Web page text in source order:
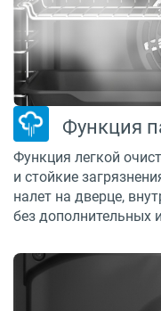
Функция
Функция легкой
и стойкие
налет на дверце,
без дополнительных